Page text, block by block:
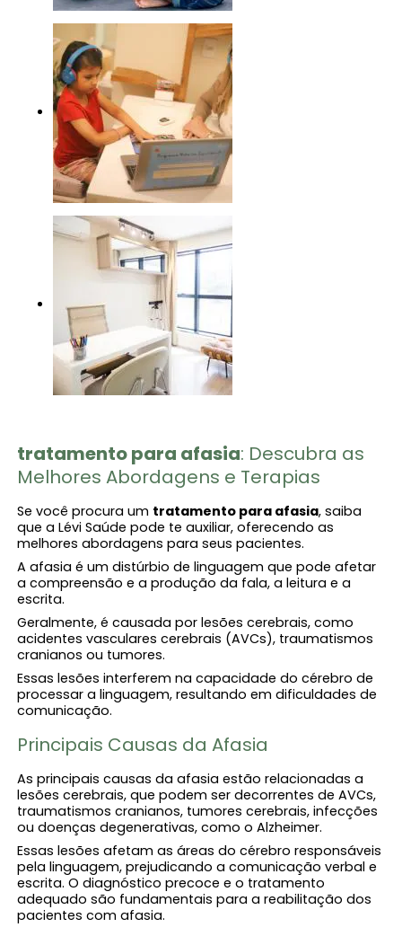
tratamento para afasia: Descubra as
Melhores Abordagens e Terapias
Se você procura um tratamento para afasia, saiba
que a Lévi Saúde pode te auxiliar, oferecendo as
melhores abordagens para seus pacientes.
A afasia é um distúrbio de linguagem que pode afetar
a compreensão e a produção da fala, a leitura e a
escrita.
Geralmente, é causada por lesões cerebrais, como
acidentes vasculares cerebrais (AVCs), traumatismos
cranianos ou tumores.
Essas lesões interferem na capacidade do cérebro de
processar a linguagem, resultando em dificuldades de
comunicação.
Principais Causas da Afasia
As principais causas da afasia estão relacionadas a
lesões cerebrais, que podem ser decorrentes de AVCs,
traumatismos cranianos, tumores cerebrais, infecções
ou doenças degenerativas, como o Alzheimer.
Essas lesões afetam as áreas do cérebro responsáveis
pela linguagem, prejudicando a comunicação verbal e
escrita. O diagnóstico precoce e o tratamento
adequado são fundamentais para a reabilitação dos
pacientes com afasia.